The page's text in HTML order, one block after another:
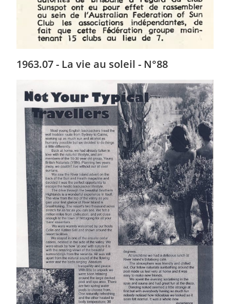
1963.07 - La vie au soleil - N°88